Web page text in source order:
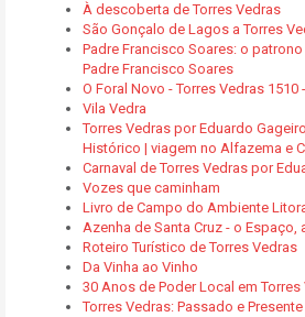
À descoberta de Torres Vedras
São Gonçalo de Lagos a Torres
Padre Francisco Soares: o
Padre Francisco Soares
O Foral Novo - Torres Vedras 1510
Vila Vedra
Torres Vedras por Eduardo
Histórico | viagem no Alfazema e
Carnaval de Torres Vedras por
Vozes que caminham
Livro de Campo do Ambiente
Azenha de Santa Cruz - o Espaço,
Roteiro Turístico de Torres Vedras
Da Vinha ao Vinho
30 Anos de Poder Local em Torres
Torres Vedras: Passado e